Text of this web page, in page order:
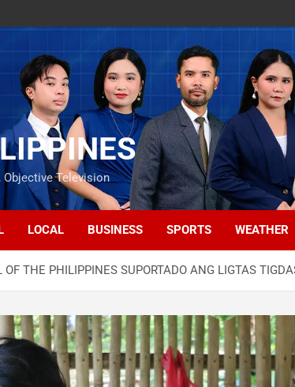
Objective Television
LOCAL BUSINESS SPORTS WEATHER
THE PHILIPPINES SUPORTADO ANG LIGTAS